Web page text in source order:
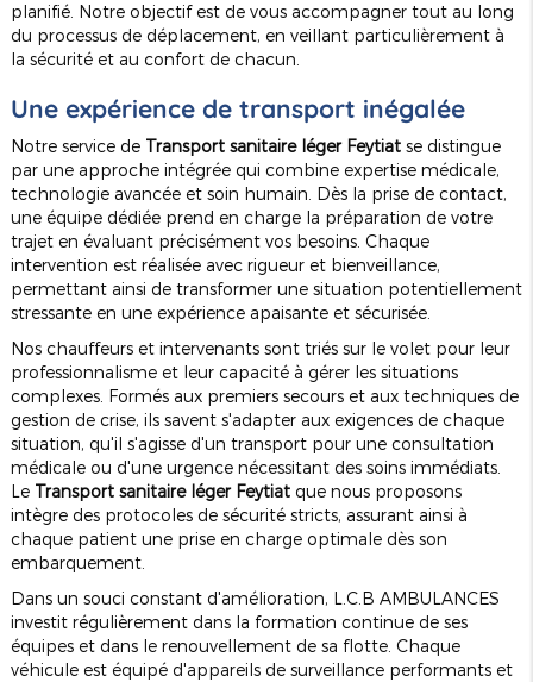
planifié. Notre objectif est de vous accompagner tout au long
du processus de déplacement, en veillant particulièrement à
la sécurité et au confort de chacun.
Une expérience de transport inégalée
Notre service de Transport sanitaire léger Feytiatse distingue
par une approche intégrée qui combine expertise médicale,
technologie avancée et soin humain. Dès la prise de contact,
une équipe dédiée prend en charge la préparation de votre
trajet en évaluant précisément vos besoins. Chaque
intervention est réalisée avec rigueur et bienveillance,
permettant ainsi de transformer une situation potentiellement
stressante en une expérience apaisante et sécurisée.
Nos chauffeurs et intervenants sont triés sur le volet pour leur
professionnalisme et leur capacité à gérer les situations
complexes. Formés aux premiers secours et aux techniques de
gestion de crise, ils savent s'adapter aux exigences de chaque
situation, qu'il s'agisse d'un transport pour une consultation
médicale ou d'une urgence nécessitant des soins immédiats.
Le Transport sanitaire léger Feytiatque nous proposons
intègre des protocoles de sécurité stricts, assurant ainsi à
chaque patient une prise en charge optimale dès son
embarquement.
Dans un souci constant d'amélioration, L.C.B AMBULANCES
investit régulièrement dans la formation continue de ses
équipes et dans le renouvellement de sa flotte. Chaque
véhicule est équipé d'appareils de surveillance performants et